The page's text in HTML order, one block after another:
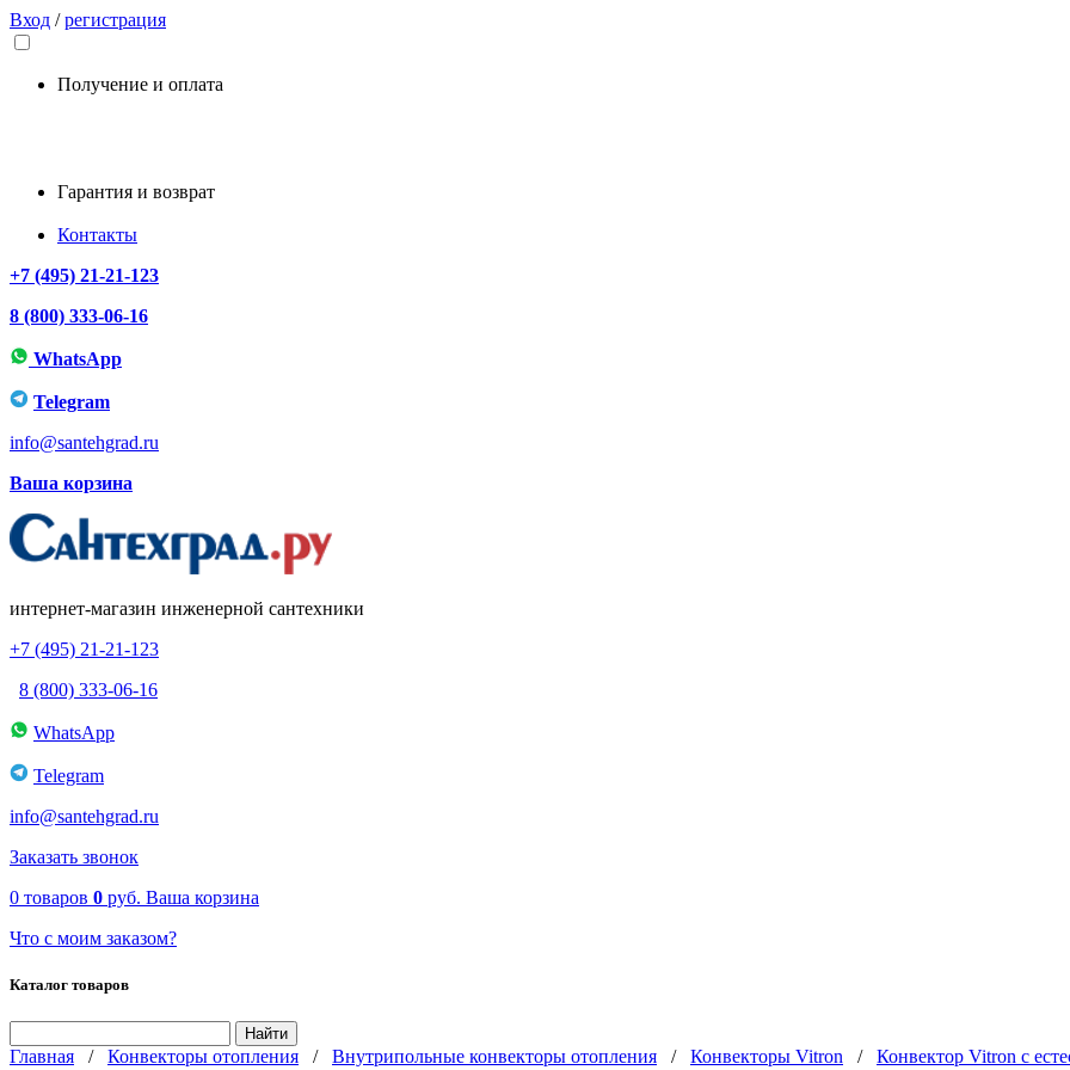
Вход /регистрация
Получение и оплата
Гарантия и возврат
Контакты
+7 (495) 21-21-123
8 (800) 333-06-16
WhatsApp
Telegram
info@santehgrad.ru
Ваша корзина
интернет-магазин инженерной сантехники
+7 (495) 21-21-123
8 (800) 333-06-16
WhatsApp
Telegram
info@santehgrad.ru
Заказать звонок
0 товаров 0 руб. Ваша корзина
Что с моим заказом?
Каталог товаров
Главная / Конвекторы отопления / Внутрипольные конвекторы отопления / Конвекторы Vitron / Конвектор Vitron с